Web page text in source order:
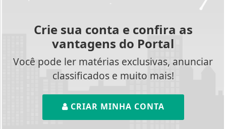
Crie sua conta e confira as
vantagens do Portal
Você pode ler matérias exclusivas, anunciar
classificados e muito mais!
CRIAR MINHA CONTA